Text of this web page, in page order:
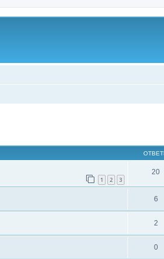
1 2 3
20
6
2
0